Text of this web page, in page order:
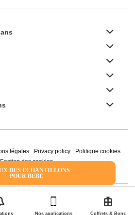
Coffrets & Bons
Nos applications
DES ECHANTILLONS
POUR BEBE
légales Privacy policy
Politique cookies
Gestion des cookies
Service - la Boîte Rose